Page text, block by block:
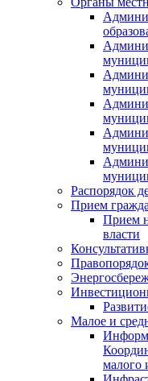
Распорядок
Прием
Прием
власти
Малое и
малого